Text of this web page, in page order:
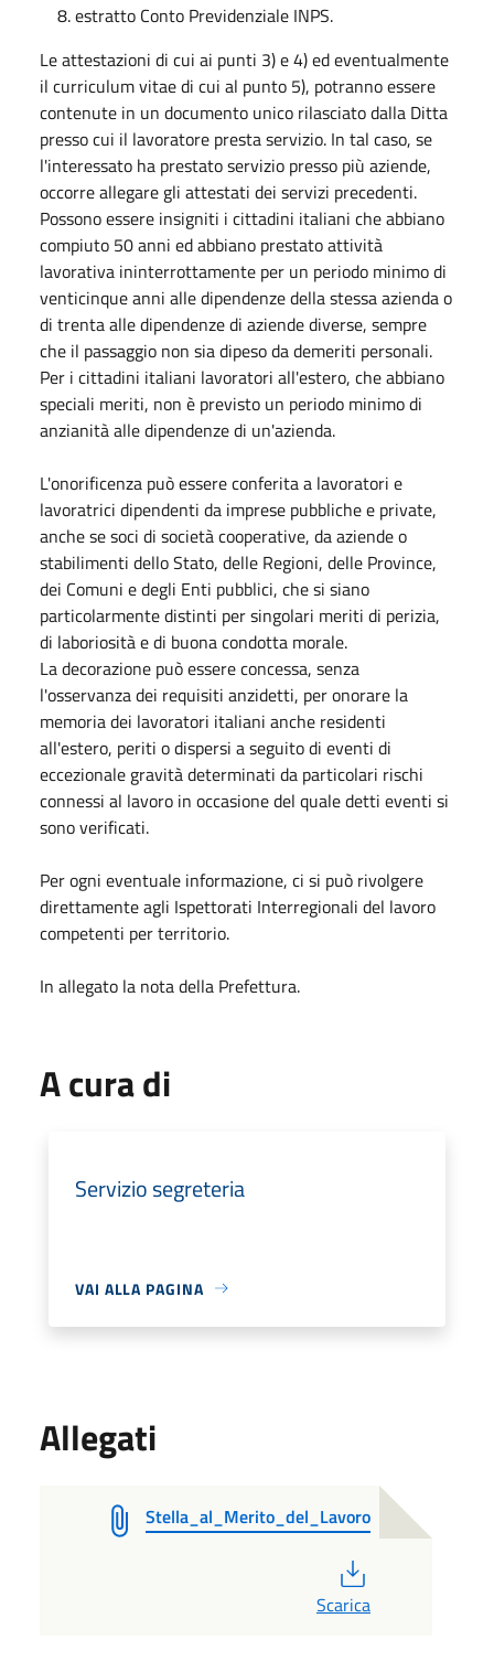
estratto Conto Previdenziale INPS.
Le attestazioni di cui ai punti 3) e 4) ed eventualmente
il curriculum vitae di cui al punto 5), potranno essere
contenute in un documento unico rilasciato dalla Ditta
presso cui il lavoratore presta servizio. In tal caso, se
l'interessato ha prestato servizio presso più aziende,
occorre allegare gli attestati dei servizi precedenti.
Possono essere insigniti i cittadini italiani che abbiano
compiuto 50 anni ed abbiano prestato attività
lavorativa ininterrottamente per un periodo minimo di
venticinque anni alle dipendenze della stessa azienda o
di trenta alle dipendenze di aziende diverse, sempre
che il passaggio non sia dipeso da demeriti personali.
Per i cittadini italiani lavoratori all'estero, che abbiano
speciali meriti, non è previsto un periodo minimo di
anzianità alle dipendenze di un'azienda.
L'onorificenza può essere conferita a lavoratori e
lavoratrici dipendenti da imprese pubbliche e private,
anche se soci di società cooperative, da aziende o
stabilimenti dello Stato, delle Regioni, delle Province,
dei Comuni e degli Enti pubblici, che si siano
particolarmente distinti per singolari meriti di perizia,
di laboriosità e di buona condotta morale.
La decorazione può essere concessa, senza
l'osservanza dei requisiti anzidetti, per onorare la
memoria dei lavoratori italiani anche residenti
all'estero, periti o dispersi a seguito di eventi di
eccezionale gravità determinati da particolari rischi
connessi al lavoro in occasione del quale detti eventi si
sono verificati.
Per ogni eventuale informazione, ci si può rivolgere
direttamente agli Ispettorati Interregionali del lavoro
competenti per territorio.
In allegato la nota della Prefettura.
A cura di
Servizio segreteria
VAI ALLA PAGINA
Allegati
Stella_al_Merito_del_Lavoro
Scarica